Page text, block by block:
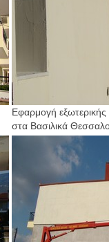
Εφαρμογή
στα Βασιλικά